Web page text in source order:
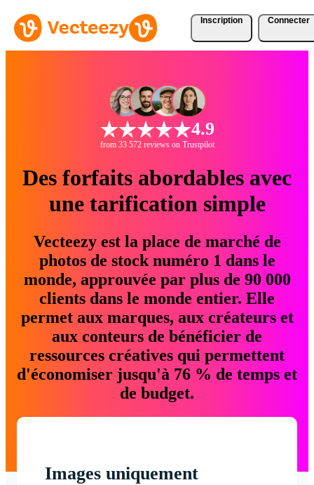
Inscription Connecter
4.9
from 33 572 reviews on Trustpilot
Des forfaits abordables avec
une tarification simple
Vecteezy est la place de marché de
photos de stock numéro 1 dans le
monde, approuvée par plus de 90 000
clients dans le monde entier. Elle
permet aux marques, aux créateurs et
aux conteurs de bénéficier de
ressources créatives qui permettent
d'économiser jusqu'à 76 % de temps et
de budget.
Images uniquement